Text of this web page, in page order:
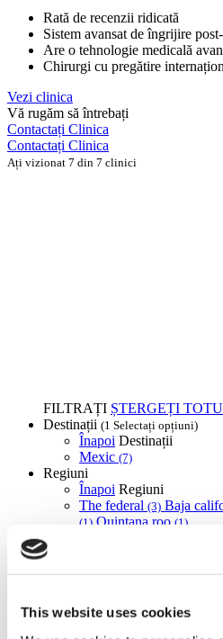
This website uses cookies
Rată de recenzii ridicată
Sistem avansat de îngrijire
Are o tehnologie medicală
Chirurgi cu pregătire
Vezi clinica
Vă rugăm să întrebați
Contactați Clinica
Contactați Clinica
Ați vizionat 7 din 7 clinici
FILTRAȚI ȘTERGEȚI
Destinații (1 Selectați opțiuni)
Înapoi Destinații
Mexic (7)
Regiuni
Înapoi Regiuni
The federal (3) Baja
(1) Quintana roo (1)
Flymedi
înregistrată la TÜRSAB